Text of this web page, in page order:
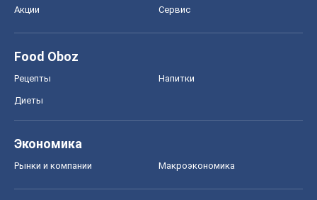
Акции Сервис
Food Oboz
Рецепты Напитки
Диеты
Экономика
Рынки и компании Mакроэкономика